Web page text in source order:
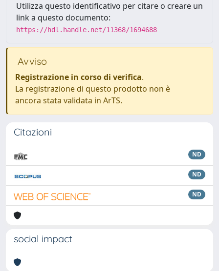
Utilizza questo identificativo per citare o creare un
link a questo documento:
https://hdl.handle.net/11368/1694688
Avviso
Registrazione in corso di verifica.
La registrazione di questo prodotto non è
ancora stata validata in ArTS.
Citazioni
ND
ND
ND
social impact